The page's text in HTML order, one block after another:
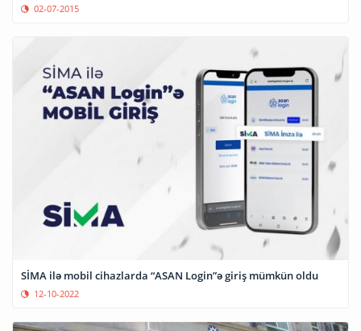
02-07-2015
SİMA ilə mobil cihazlarda “ASAN Login”ə giriş mümkün oldu
12-10-2022